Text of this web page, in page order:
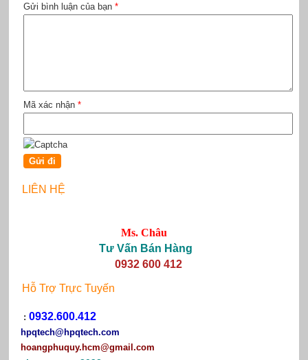
Gửi bình luận của bạn *
Mã xác nhận *
LIÊN HỆ
Ms. Châu
Tư Vấn Bán Hàng
0932 600 412
Hỗ Trợ Trực Tuyến
: 0932.600.412
hpqtech@hpqtech.com
hoangphuquy.hcm@gmail.com